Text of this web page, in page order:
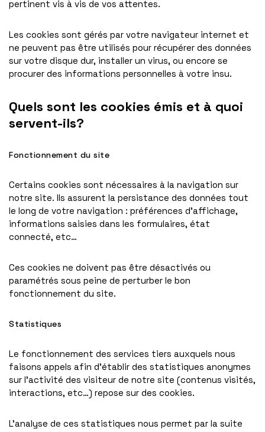
pertinent vis à vis de vos attentes.
Les cookies sont gérés par votre navigateur internet et
ne peuvent pas être utilisés pour récupérer des données
sur votre disque dur, installer un virus, ou encore se
procurer des informations personnelles à votre insu.
Quels sont les cookies émis et à quoi
servent-ils?
Fonctionnement du site
Certains cookies sont nécessaires à la navigation sur
notre site. Ils assurent la persistance des données tout
le long de votre navigation : préférences d’affichage,
informations saisies dans les formulaires, état
connecté, etc…
Ces cookies ne doivent pas être désactivés ou
paramétrés sous peine de perturber le bon
fonctionnement du site.
Statistiques
Le fonctionnement des services tiers auxquels nous
faisons appels afin d’établir des statistiques anonymes
sur l’activité des visiteur de notre site (contenus visités,
interactions, etc…) repose sur des cookies.
L’analyse de ces statistiques nous permet par la suite